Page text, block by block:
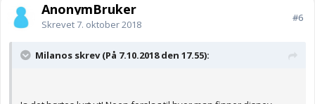
AnonymBruker
Skrevet7. oktober 2018
#6
Milanos skrev (På 7.10.2018 den 17.55):